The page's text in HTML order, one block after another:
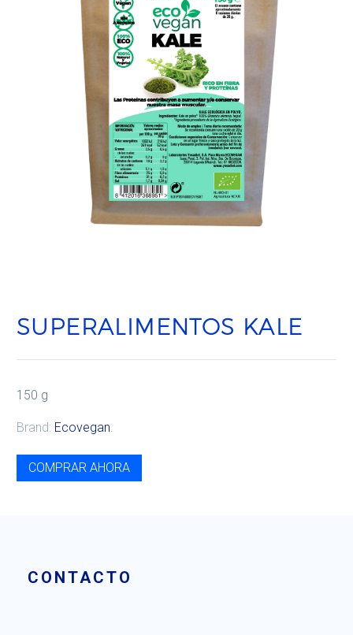
SUPERALIMENTOS KALE
150 g
Brand: Ecovegan.
COMPRAR AHORA
CONTACTO